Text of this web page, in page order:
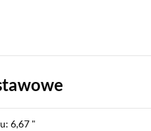
6,67 "